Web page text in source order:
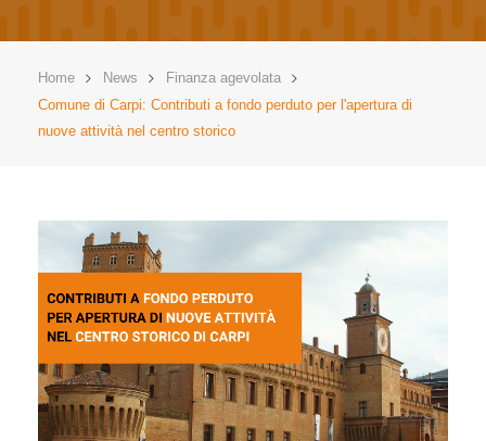
Home News
Finanza agevolata
Comune di Carpi: Contributi a fondo perduto per l'apertura di
nuove attività nel centro storico